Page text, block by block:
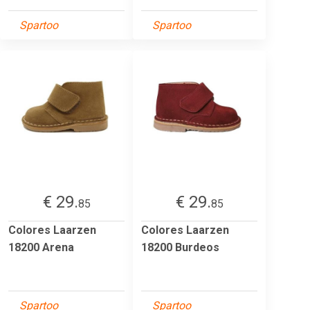
Spartoo Spartoo
€ 29.85
Colores Laarzen
18200 Arena
Spartoo
€ 29.85
Colores Laarzen
18200 Burdeos
Spartoo